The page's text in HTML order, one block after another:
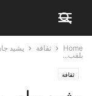
Home ثقافة
بلقب...
ثقافة